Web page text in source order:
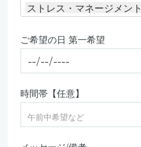
ストレス・マネージメント
ご希望の日 第一希望
時間帯【任意】